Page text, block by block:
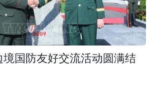
国防友好交流活动圆满结